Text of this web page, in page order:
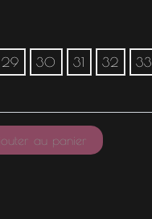
29 30 31 32 33
au panier